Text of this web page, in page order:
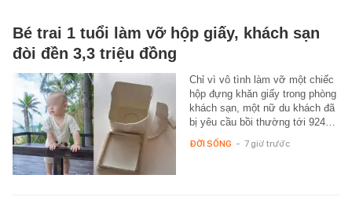
Bé trai 1 tuổi làm vỡ hộp giấy, khách sạn
đòi đền 3,3 triệu đồng
Chỉ vì vô tình làm vỡ một chiếc
hộp đựng khăn giấy trong phòng
khách sạn, một nữ du khách đã
bị yêu cầu bồi thường tới 924…
ĐỜI SỐNG - 7 giờ trước